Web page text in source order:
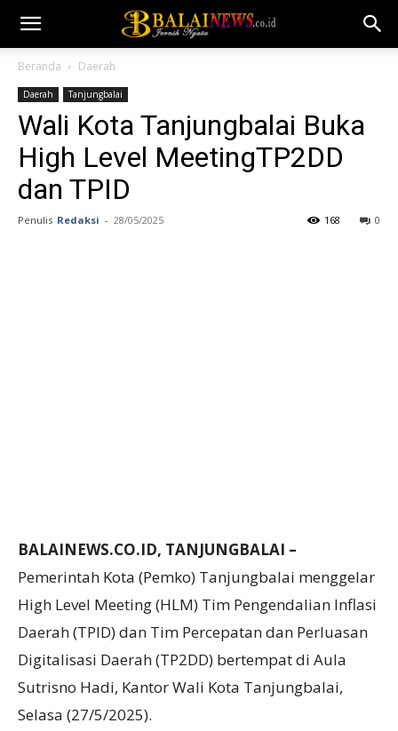
Beranda Daerah
Daerah Tanjungbalai
Wali Kota Tanjungbalai Buka
High Level MeetingTP2DD
dan TPID
Penulis Redaksi - 28/05/2025 0
168
BALAINEWS.CO.ID, TANJUNGBALAI –
Pemerintah Kota (Pemko) Tanjungbalai menggelar
High Level Meeting (HLM) Tim Pengendalian Inflasi
Daerah (TPID) dan Tim Percepatan dan Perluasan
Digitalisasi Daerah (TP2DD) bertempat di Aula
Sutrisno Hadi, Kantor Wali Kota Tanjungbalai,
Selasa (27/5/2025).